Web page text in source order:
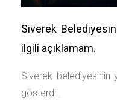
Siverek
ilgili açıklamam.
Siverek belediyesinin
gösterdi .